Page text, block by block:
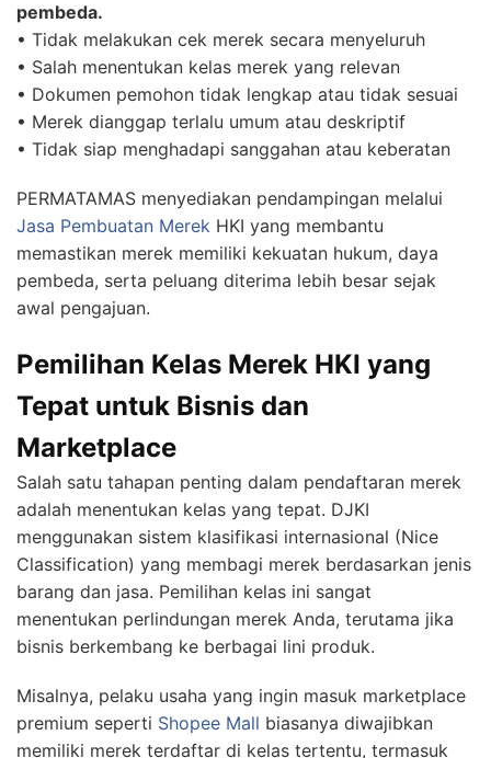
pembeda.
• Tidak melakukan cek merek secara menyeluruh
• Salah menentukan kelas merek yang relevan
• Dokumen pemohon tidak lengkap atau tidak sesuai
• Merek dianggap terlalu umum atau deskriptif
• Tidak siap menghadapi sanggahan atau keberatan
PERMATAMAS menyediakan pendampingan melalui
Jasa Pembuatan Merek HKI yang membantu
memastikan merek memiliki kekuatan hukum, daya
pembeda, serta peluang diterima lebih besar sejak
awal pengajuan.
Pemilihan Kelas Merek HKI yang
Tepat untuk Bisnis dan
Marketplace
Salah satu tahapan penting dalam pendaftaran merek
adalah menentukan kelas yang tepat. DJKI
menggunakan sistem klasifikasi internasional (Nice
Classification) yang membagi merek berdasarkan jenis
barang dan jasa. Pemilihan kelas ini sangat
menentukan perlindungan merek Anda, terutama jika
bisnis berkembang ke berbagai lini produk.
Misalnya, pelaku usaha yang ingin masuk marketplace
premium seperti Shopee Mall biasanya diwajibkan
memiliki merek terdaftar di kelas tertentu, termasuk